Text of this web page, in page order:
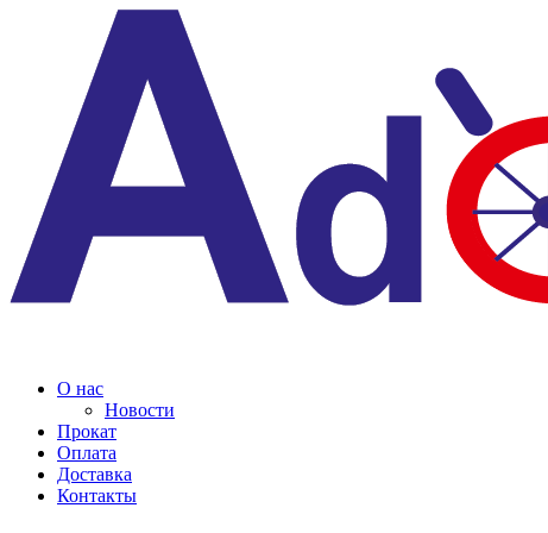
О нас
Новости
Прокат
Оплата
Доставка
Контакты